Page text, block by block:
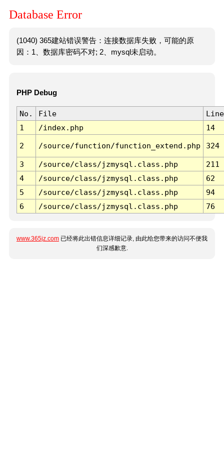
Database Error
(1040) 365建站错误警告：连接数据库失败，可能的原
因：1、数据库密码不对; 2、mysql未启动。
PHP Debug
No. File
Line
1
/index.php 14
2 /source/function/function_extend.php 324
3 /source/class/jzmysql.class.php
211
4
/source/class/jzmysql.class.php
62
5
/source/class/jzmysql.class.php
94
6
/source/class/jzmysql.class.php 76
www.365jz.com 已经将此出错信息详细记录, 由此给您带来的访问不便我
们深感歉意.